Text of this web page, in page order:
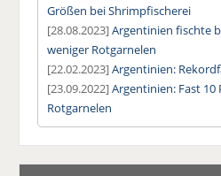
Größen bei Shrimpfischerei
[28.08.2023]Argentinien fischte
weniger Rotgarnelen
[22.02.2023]Argentinien:
[23.09.2022]Argentinien: Fast
Rotgarnelen